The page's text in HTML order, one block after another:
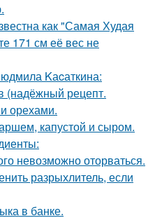
как "Самая Худая
171 см её вес не
Kаcаткина:
(надёжный рецепт.
орехами.
капустой и сыром.
невозможно оторваться.
разрыхлитель, если
в банке.